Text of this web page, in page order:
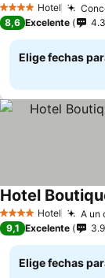
4 EstrellasHotel
8,6 Excelente
Elige fechas
4 EstrellasHotel A un
Ver precios
9,1 Excelente
Elige fechas